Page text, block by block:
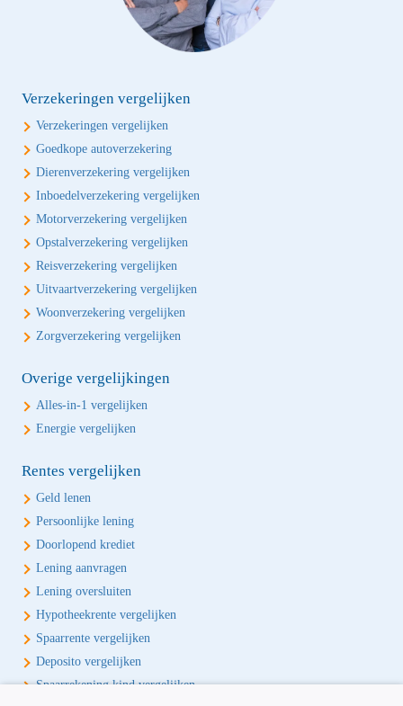
Verzekeringen vergelijken
Verzekeringen vergelijken
Goedkope autoverzekering
Dierenverzekering vergelijken
Inboedelverzekering vergelijken
Motorverzekering vergelijken
Opstalverzekering vergelijken
Reisverzekering vergelijken
Uitvaartverzekering vergelijken
Woonverzekering vergelijken
Zorgverzekering vergelijken
Overige vergelijkingen
Alles-in-1 vergelijken
Energie vergelijken
Rentes vergelijken
Geld lenen
Persoonlijke lening
Doorlopend krediet
Lening aanvragen
Lening oversluiten
Hypotheekrente vergelijken
Spaarrente vergelijken
Deposito vergelijken
Spaarrekening kind vergelijken